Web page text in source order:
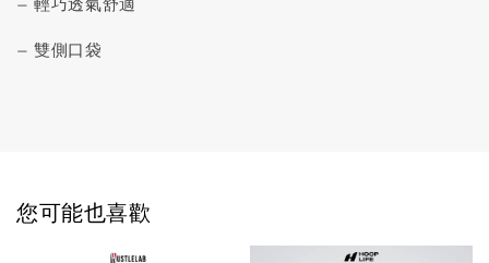
— 輕巧透氣舒適
— 雙側口袋
您可能也喜歡